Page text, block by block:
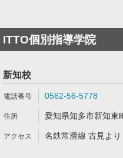
ITTO個別指導学院
新知校
0562-56-5778
愛知県知多市新知東
名鉄常滑線 古見よ